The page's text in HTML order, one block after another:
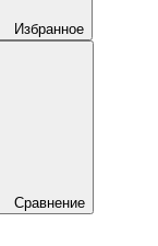
Избранное
Сравнение